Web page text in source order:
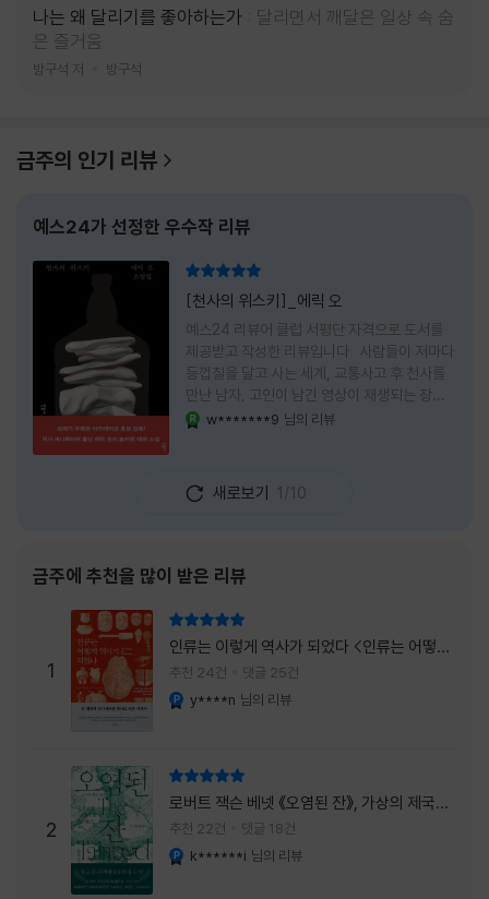
나는 왜 달리기를 좋아하는가
달리면서 깨달은 일상 속 숨
은 즐거움
방구석 저 방구석
금주의 인기 리뷰
예스24가 선정한 우수작 리뷰
[천사의 위스키]_에릭 오
예스24 리뷰어 클럽 서평단 자격으로 도서를
제공받고 작성한 리뷰입니다 사람들이 저마다
등껍질을 달고 사는 세계, 교통사고 후 천사를
만난 남자, 고인이 남긴 영상이 재생되는 장례
식장에서 똥을 싼 개. 이 책에는 몇 줄만 읽어도
넘어가 있었다. 소설을 읽으면서 잘 만든 단편
애니메이션 여러 편을 차례로 보는 기분이 들었
선명하게 그려졌고, 한 편이 끝날 때마다 질문
이 뒤따라왔다. 감출 수 없는 세계는 더 다정할
까 「등껍질」의 세계에서 사람들은 저마다 다른
등껍질을 달고 살아간다. 몸의 일부이면서 한
사람을 표현하는 수단
w*******9 님의 리뷰
새로보기 1/10
금주에 추천을 많이 받은 리뷰
1
인류는 이렇게 역사가 되었다 <인류는 어떻게
역사가 되었나>
추천 24건 댓글 25건
y****n 님의 리뷰
2
로버트 잭슨 베넷 《오염된 잔》, 가상의 제국이
주는 실감과 미스터리 사건의 치밀함이 이루어
내는 최상의 시너지...
추천 22건 댓글 18건
k******i 님의 리뷰